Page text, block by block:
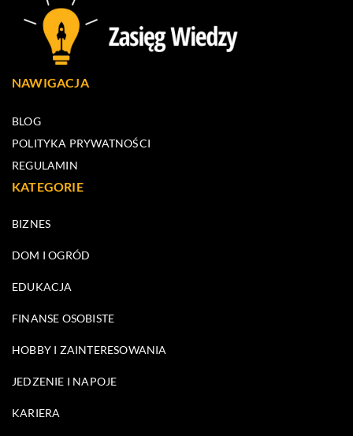
NAWIGACJA
BLOG
POLITYKA PRYWATNOŚCI
REGULAMIN
KATEGORIE
BIZNES
DOM I OGRÓD
EDUKACJA
FINANSE OSOBISTE
HOBBY I ZAINTERESOWANIA
JEDZENIE I NAPOJE
KARIERA